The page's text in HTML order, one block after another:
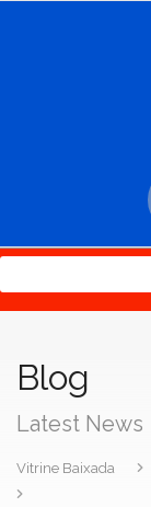
Blog
Latest News
Vitrine Baixada